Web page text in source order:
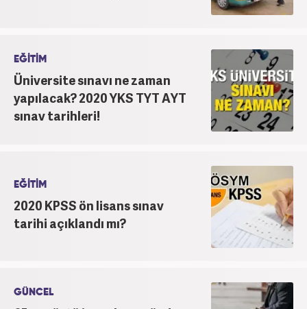
EĞİTİM
Üniversite sınavı ne zaman
yapılacak? 2020 YKS TYT AYT
sınav tarihleri!
EĞİTİM
2020 KPSS ön lisans sınav
tarihi açıklandı mı?
GÜNCEL